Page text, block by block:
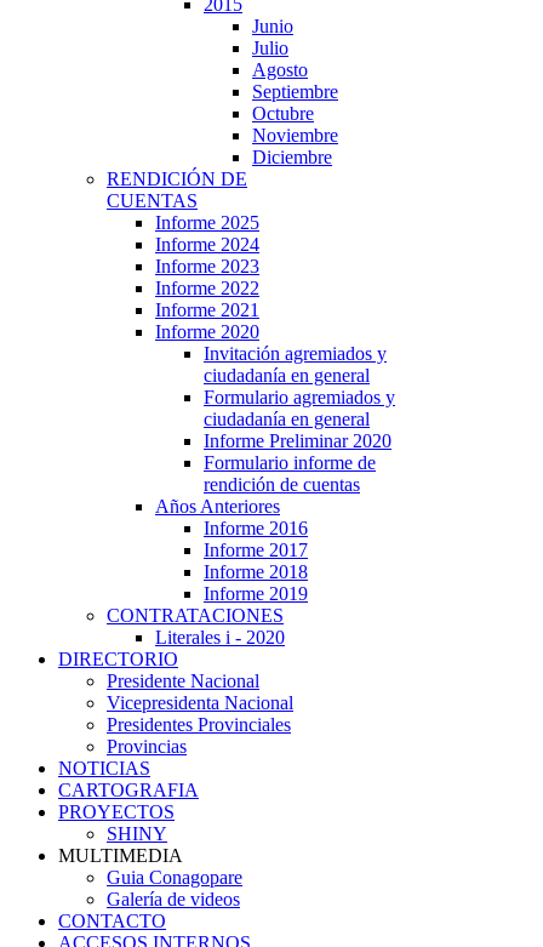
2015
Junio
Julio
Agosto
Septiembre
Octubre
Noviembre
Diciembre
RENDICIÓN DE
CUENTAS
Informe 2025
Informe 2024
Informe 2023
Informe 2022
Informe 2021
Informe 2020
Invitación agremiados y
ciudadanía en general
Formulario agremiados y
ciudadanía en general
Informe Preliminar 2020
Formulario informe de
rendición de cuentas
Años Anteriores
Informe 2016
Informe 2017
Informe 2018
Informe 2019
CONTRATACIONES
Literales i - 2020
DIRECTORIO
Presidente Nacional
Vicepresidenta Nacional
Presidentes Provinciales
Provincias
NOTICIAS
CARTOGRAFIA
PROYECTOS
SHINY
MULTIMEDIA
Guia Conagopare
Galería de videos
CONTACTO
ACCESOS INTERNOS